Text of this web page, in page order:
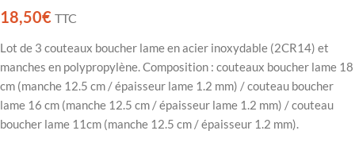
18,50€ TTC
Lot de 3 couteaux boucher lame en acier inoxydable (2CR14) et
manches en polypropylène. Composition : couteaux boucher lame 18
cm (manche 12.5 cm / épaisseur lame 1.2 mm) / couteau boucher
lame 16 cm (manche 12.5 cm / épaisseur lame 1.2 mm) / couteau
boucher lame 11cm (manche 12.5 cm / épaisseur 1.2 mm).